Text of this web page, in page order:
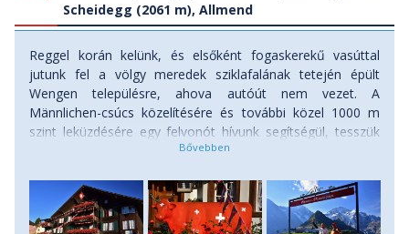
Scheidegg (2061 m), Allmend
Reggel korán kelünk, és elsőként fogaskerekű vasúttal
jutunk fel a völgy meredek sziklafalának tetején épült
Wengen településre, ahova autóút nem vezet. A
Männlichen-csúcs közelítésére és további közel 1000 m
szint leküzdésére egy felvonót hívunk segítségül, tesszük
mindezt azért, hogy minél több időt tölthessünk az Eiger
által uralt tájon. A felvonó felső állomásánál kiszállva az
UNESCO ösvényen haladunk a Männlichen 2345 m magas
csúcsa felé, ahonnan szenzációs panoráma nyílik a